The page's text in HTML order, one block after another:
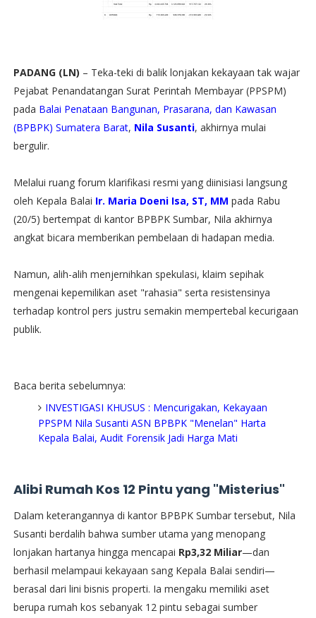
PADANG (LN) – Teka-teki di balik lonjakan kekayaan tak wajar
Pejabat Penandatangan Surat Perintah Membayar (PPSPM)
pada Balai Penataan Bangunan, Prasarana, dan Kawasan
(BPBPK) Sumatera Barat, Nila Susanti, akhirnya mulai
bergulir.
Melalui ruang forum klarifikasi resmi yang diinisiasi langsung
oleh Kepala Balai Ir. Maria Doeni Isa, ST, MM pada Rabu
(20/5) bertempat di kantor BPBPK Sumbar, Nila akhirnya
angkat bicara memberikan pembelaan di hadapan media.
​Namun, alih-alih menjernihkan spekulasi, klaim sepihak
mengenai kepemilikan aset "rahasia" serta resistensinya
terhadap kontrol pers justru semakin mempertebal kecurigaan
publik.
Baca berita sebelumnya:
INVESTIGASI KHUSUS : Mencurigakan, Kekayaan
PPSPM Nila Susanti ASN BPBPK "Menelan" Harta
Kepala Balai, Audit Forensik Jadi Harga Mati
Alibi Rumah Kos 12 Pintu yang "Misterius"
​Dalam keterangannya di kantor BPBPK Sumbar tersebut, Nila
Susanti berdalih bahwa sumber utama yang menopang
lonjakan hartanya hingga mencapai Rp3,32 Miliar—dan
berhasil melampaui kekayaan sang Kepala Balai sendiri—
berasal dari lini bisnis properti. Ia mengaku memiliki aset
berupa rumah kos sebanyak 12 pintu sebagai sumber